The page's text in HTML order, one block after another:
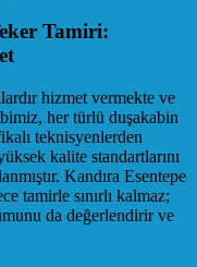
Tamiri:
hizmet vermekte ve
her türlü duşakabin
teknisyenlerden
kalite standartlarını
Kandıra Esentepe
tamirle sınırlı kalmaz;
da değerlendirir ve